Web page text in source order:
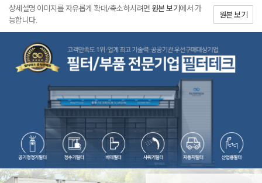
상세설명 이미지를 자유롭게 확대/축소하시려면 원본 보기 에서 가
능합니다.
원본 보기